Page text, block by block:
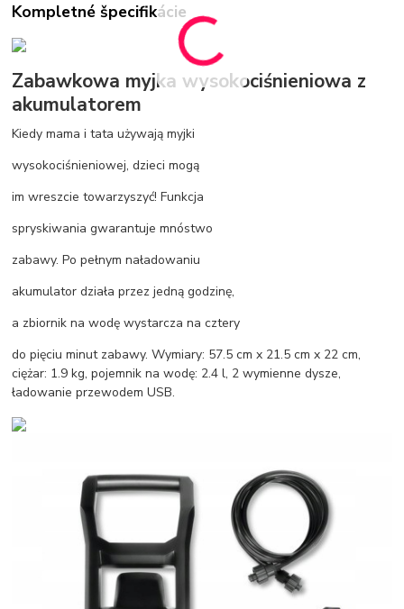
Kompletné špecifikácie
Zabawkowa myjka wysokociśnieniowa z
akumulatorem
Kiedy mama i tata używają myjki
wysokociśnieniowej, dzieci mogą
im wreszcie towarzyszyć! Funkcja
spryskiwania gwarantuje mnóstwo
zabawy. Po pełnym naładowaniu
akumulator działa przez jedną godzinę,
a zbiornik na wodę wystarcza na cztery
do pięciu minut zabawy. Wymiary: 57.5 cm x 21.5 cm x 22 cm,
ciężar: 1.9 kg, pojemnik na wodę: 2.4 l, 2 wymienne dysze,
ładowanie przewodem USB.